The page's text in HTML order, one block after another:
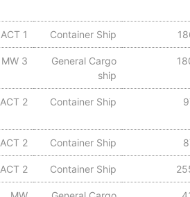
Container Ship
ACT 1
General Cargo
ship
MW 3
Container Ship
ACT 2
Container Ship
ACT 2
Container Ship
ACT 2